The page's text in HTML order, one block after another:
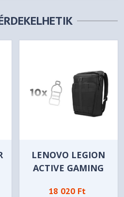
LENOVO LEGION
ACTIVE GAMING
18 020 Ft